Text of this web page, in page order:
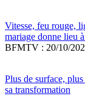
Vitesse, feu rouge,
mariage donne lieu
BFMTV : 20/10/
Plus de surface,
sa transformation